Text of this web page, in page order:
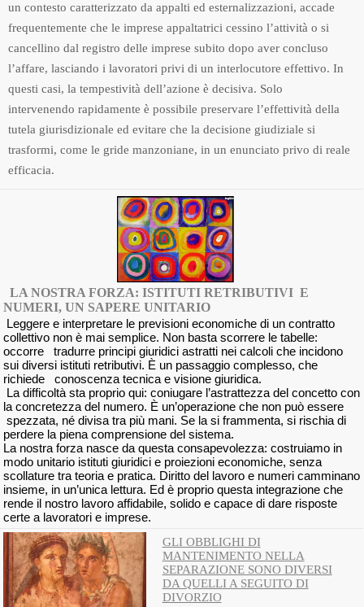
un contesto caratterizzato da appalti ed esternalizzazioni, accade
frequentemente che le imprese appaltatrici cessino l’attività o si
cancellino dal registro delle imprese subito dopo aver concluso
l’affare, lasciando i lavoratori privi di un interlocutore effettivo. In
questi casi, la tempestività dell’azione è decisiva. Solo
intervenendo rapidamente è possibile preservare l’effettività della
tutela giurisdizionale ed evitare che la decisione giudiziale si
trasformi, come le gride manzoniane, in un enunciato privo di reale
efficacia.
LA NOSTRA FORZA: ISTITUTI RETRIBUTIVI E
NUMERI, UN SAPERE UNITARIO
Leggere e interpretare le previsioni economiche di un contratto
collettivo non è mai semplice. Non basta scorrere le tabelle:
occorre tradurre principi giuridici astratti nei calcoli che incidono
sui diversi istituti retributivi. È un passaggio complesso, che
richiede conoscenza tecnica e visione giuridica.
La difficoltà sta proprio qui: coniugare l’astrattezza del concetto con
la concretezza del numero. È un’operazione che non può essere
spezzata, né divisa tra più mani. Se la si frammenta, si rischia di
perdere la piena comprensione del sistema.
La nostra forza nasce da questa consapevolezza: costruiamo in
modo unitario istituti giuridici e proiezioni economiche, senza
scollature tra teoria e pratica. Diritto del lavoro e numeri camminano
insieme, in un’unica lettura. Ed è proprio questa integrazione che
rende il nostro lavoro affidabile, solido e capace di dare risposte
certe a lavoratori e imprese.
GLI OBBLIGHI DI
MANTENIMENTO NELLA
SEPARAZIONE SONO DIVERSI
DA QUELLI A SEGUITO DI
DIVORZIO